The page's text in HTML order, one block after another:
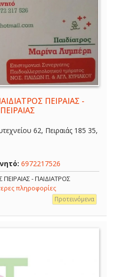
ΠΕΙΡΑΙΑΣ -
62, Πειραιάς 185 35,
6972217526
- ΠΑΙΔΙΑΤΡΟΣ
πληροφορίες
Προτεινόμενα